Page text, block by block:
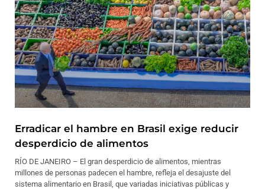
Erradicar el hambre en Brasil exige reducir
desperdicio de alimentos
RÍO DE JANEIRO – El gran desperdicio de alimentos, mientras
millones de personas padecen el hambre, refleja el desajuste del
sistema alimentario en Brasil, que variadas iniciativas públicas y